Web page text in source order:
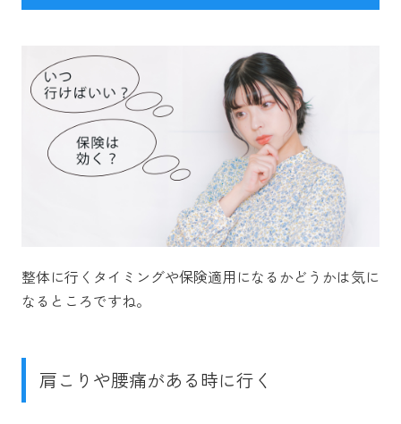
整体に行くタイミングや保険適用になるかどうかは気に
なるところですね。
肩こりや腰痛がある時に行く